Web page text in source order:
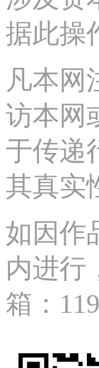
据此操
凡本网
访本网
于传递
其真实
如因作
内进行
箱：